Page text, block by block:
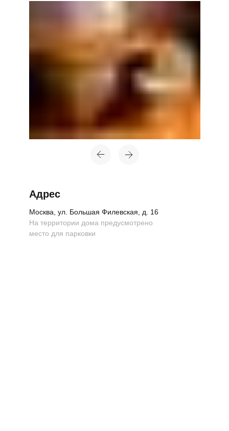
Москва, ул. Большая Филевская, д. 16
Адрес
На территории дома предусмотрено
место для парковки